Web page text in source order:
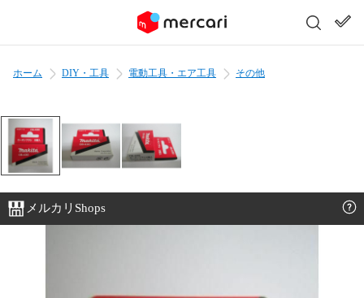
ホーム DIY・工具 電動工具・エア工具 その他
メルカリShops